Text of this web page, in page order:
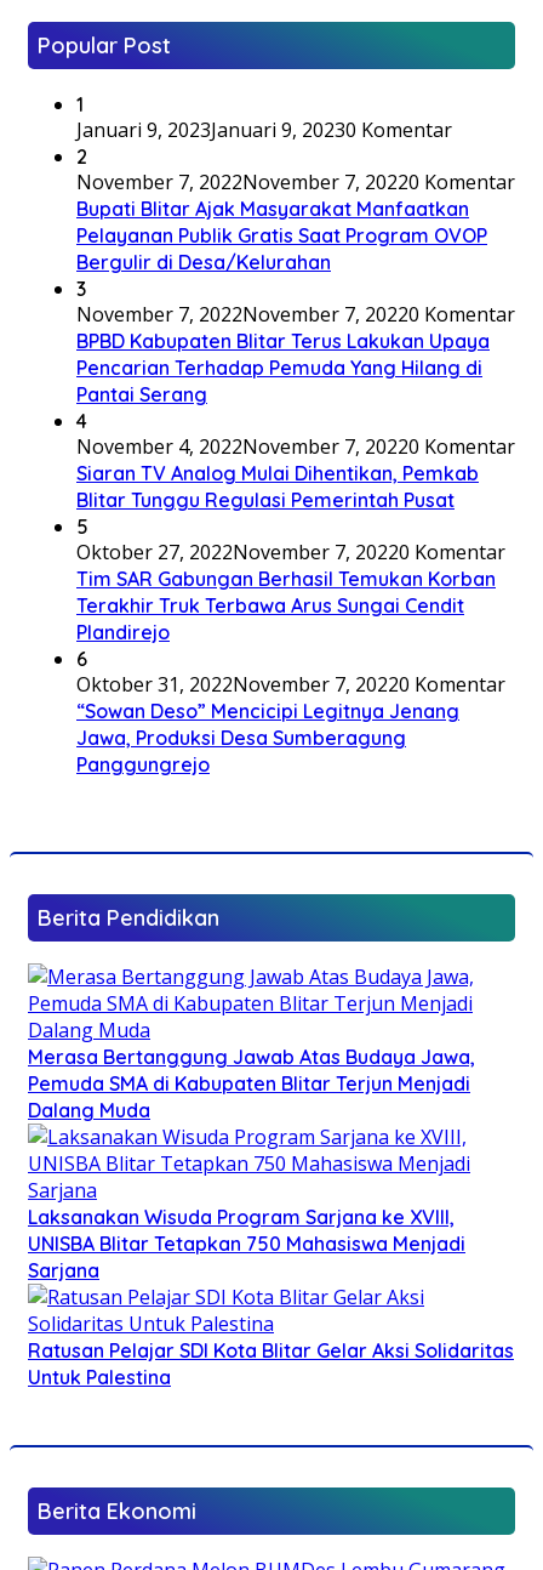
Popular Post
1
Januari 9, 2023Januari 9, 20230 Komentar
2
November 7, 2022November 7, 20220 Komentar
Bupati Blitar Ajak Masyarakat Manfaatkan
Pelayanan Publik Gratis Saat Program OVOP
Bergulir di Desa/Kelurahan
3
November 7, 2022November 7, 20220 Komentar
BPBD Kabupaten Blitar Terus Lakukan Upaya
Pencarian Terhadap Pemuda Yang Hilang di
Pantai Serang
4
November 4, 2022November 7, 20220 Komentar
Siaran TV Analog Mulai Dihentikan, Pemkab
Blitar Tunggu Regulasi Pemerintah Pusat
5
Oktober 27, 2022November 7, 20220 Komentar
Tim SAR Gabungan Berhasil Temukan Korban
Terakhir Truk Terbawa Arus Sungai Cendit
Plandirejo
6
Oktober 31, 2022November 7, 20220 Komentar
“Sowan Deso” Mencicipi Legitnya Jenang
Jawa, Produksi Desa Sumberagung
Panggungrejo
Berita Pendidikan
Merasa Bertanggung Jawab Atas Budaya Jawa,
Pemuda SMA di Kabupaten Blitar Terjun Menjadi
Dalang Muda
Laksanakan Wisuda Program Sarjana ke XVIII,
UNISBA Blitar Tetapkan 750 Mahasiswa Menjadi
Sarjana
Ratusan Pelajar SDI Kota Blitar Gelar Aksi Solidaritas
Untuk Palestina
Berita Ekonomi